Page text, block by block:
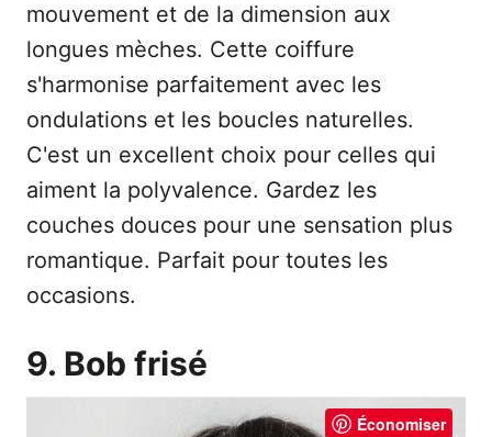
mouvement et de la dimension aux
longues mèches. Cette coiffure
s'harmonise parfaitement avec les
ondulations et les boucles naturelles.
C'est un excellent choix pour celles qui
aiment la polyvalence. Gardez les
couches douces pour une sensation plus
romantique. Parfait pour toutes les
occasions.
9. Bob frisé
Économiser